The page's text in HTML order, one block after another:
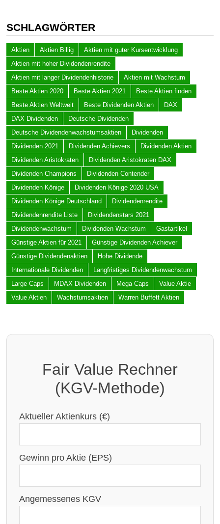
SCHLAGWÖRTER
Aktien Aktien Billig
Aktien mit guter Kursentwicklung
Aktien mit hoher Dividendenrendite
Aktien mit langer Dividendenhistorie
Aktien mit Wachstum
Beste Aktien 2020
Beste Aktien 2021
Beste Aktien finden
Beste Aktien Weltweit
Beste Dividenden Aktien
DAX
DAX Dividenden
Deutsche Dividenden
Deutsche Dividendenwachstumsaktien
Dividenden
Dividenden 2021
Dividenden Achievers
Dividenden Aktien
Dividenden Aristokraten
Dividenden Aristokraten DAX
Dividenden Champions
Dividenden Contender
Dividenden Könige
Dividenden Könige 2020 USA
Dividenden Könige Deutschland
Dividendenrendite
Dividendenrendite Liste
Dividendenstars 2021
Dividendenwachstum
Dividenden Wachstum
Gastartikel
Günstige Aktien für 2021
Günstige Dividenden Achiever
Günstige Dividendenaktien
Hohe Dividende
Internationale Dividenden
Langfristiges Dividendenwachstum
Large Caps
MDAX Dividenden Mega Caps
Value Aktie
Value Aktien
Wachstumsaktien Warren Buffett Aktien
Fair Value Rechner
(KGV-Methode)
Aktueller Aktienkurs (€)
Gewinn pro Aktie (EPS)
Angemessenes KGV